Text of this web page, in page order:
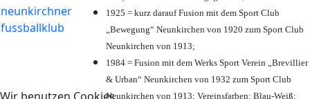
1925 = kurz darauf Fusion mit dem Sport Club
„Bewegung“ Neunkirchen von 1920 zum Sport Club
Neunkirchen von 1913;
1984 = Fusion mit dem Werks Sport Verein „Brevillier
& Urban“ Neunkirchen von 1932 zum Sport Club
Neunkirchen von 1913; Vereinsfarben: Blau-Weiß;